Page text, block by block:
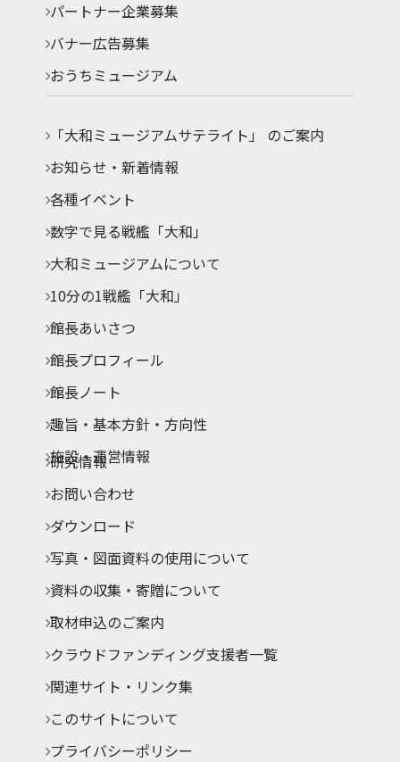
パートナー企業募集
バナー広告募集
おうちミュージアム
「大和ミュージアムサテライト」 のご案内
お知らせ・新着情報
各種イベント
数字で見る戦艦「大和」
大和ミュージアムについて
10分の1戦艦「大和」
館長あいさつ
館長プロフィール
館長ノート
趣旨・基本方針・方向性
施設・運営情報
研究情報
お問い合わせ
ダウンロード
写真・図面資料の使用について
資料の収集・寄贈について
取材申込のご案内
クラウドファンディング支援者一覧
関連サイト・リンク集
このサイトについて
プライバシーポリシー